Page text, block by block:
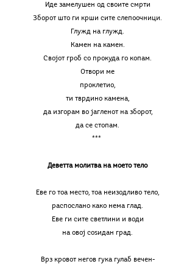
Иде замелушен од своите смрти
Зборот што ги крши сите слепоочници.
Глужд на глужд.
Камен на камен.
Својот гроб со прокуда го копам.
Отвори ме
проклетио,
ти тврдино камена,
да изгорам во јагленот на зборот,
да се стопам.
***
Деветта молитва на моето тело
Еве го тоа место, тоа неизодливо тело,
распослано како нема глад.
Еве ги сите светлини и води
на овој соѕидан град.
Врз кровот негов гука гулаб вечен-